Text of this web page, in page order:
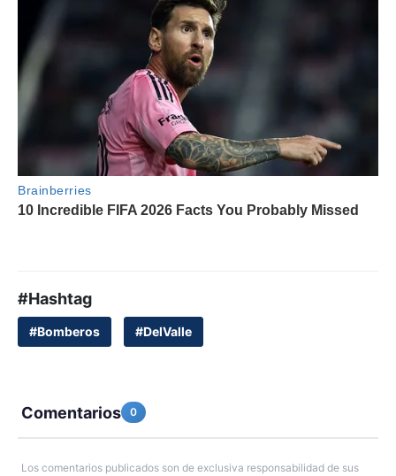
#Hashtag
#Bomberos #DelValle
Comentarios 0
Los comentarios publicados son de exclusiva responsabilidad de sus